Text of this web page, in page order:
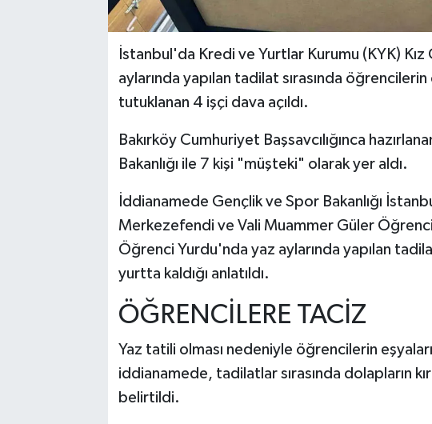
İstanbul'da Kredi ve Yurtlar Kurumu (KYK) Kız
aylarında yapılan tadilat sırasında
tutuklanan 4 işçi dava açıldı.
Bakırköy Cumhuriyet Başsavcılığınca
Bakanlığı ile 7 kişi "müşteki" olarak yer aldı.
İddianamede Gençlik ve Spor Bakanlığı
Merkezefendi ve Vali Muammer Güler
Öğrenci Yurdu'nda yaz aylarında yapılan
yurtta kaldığı anlatıldı.
ÖĞRENCİLERE TACİZ
Yaz tatili olması nedeniyle öğrencilerin
iddianamede, tadilatlar sırasında dolapların
belirtildi.